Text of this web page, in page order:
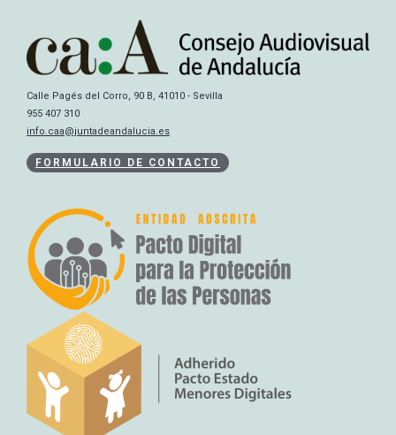
Calle Pagés del Corro, 90 B, 41010 - Sevilla
955 407 310
info.caa@juntadeandalucia.es
FORMULARIO DE CONTACTO